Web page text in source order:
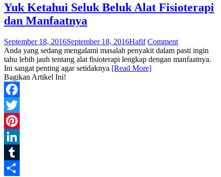
Yuk Ketahui Seluk Beluk Alat Fisioterapi
dan Manfaatnya
September 18, 2016September 18, 2016Hafif Comment
Anda yang sedang mengalami masalah penyakit dalam pasti ingin
tahu lebih jauh tentang alat fisioterapi lengkap dengan manfaatnya.
Ini sangat penting agar setidaknya [Read More]
Bagikan Artikel Ini!
Facebook
Twitter
Pinterest
LinkedIn
Tumblr